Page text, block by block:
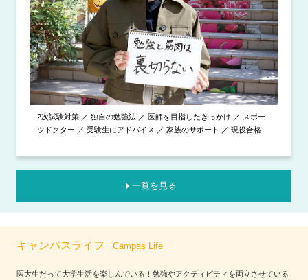
2次試験対策 ／ 独自の勉強法 ／ 医師を目指したきっかけ ／ スポー
ツドクター ／ 受験生にアドバイス ／ 家族のサポート ／ 現役合格
一覧を見る
キャンパスライフ Campas Life
医大生だって大学生活を楽しんでいる！勉強やアクティビティを両立させている